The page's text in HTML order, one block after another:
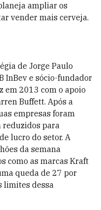
ampliar os
vender mais cerveja.
de Jorge Paulo
InBev e sócio-fundador
em 2013 com o apoio
Buffett. Após a
empresas foram
reduzidos para
lucro do setor. A
da semana
como as marcas Kraft
queda de 27 por
limites dessa